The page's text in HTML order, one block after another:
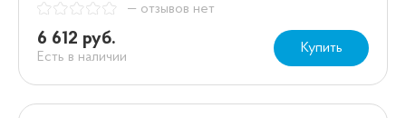
— отзывов нет
6 612 руб.
Есть в наличии
Купить